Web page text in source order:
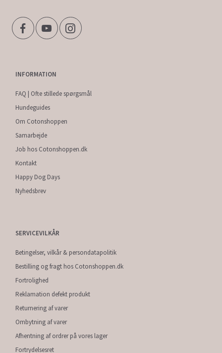
INFORMATION
FAQ | Ofte stillede spørgsmål
Hundeguides
Om Cotonshoppen
Samarbejde
Job hos Cotonshoppen.dk
Kontakt
Happy Dog Days
Nyhedsbrev
SERVICEVILKÅR
Betingelser, vilkår & persondatapolitik
Bestilling og fragt hos Cotonshoppen.dk
Fortrolighed
Reklamation defekt produkt
Returnering af varer
Ombytning af varer
Afhentning af ordrer på vores lager
Fortrydelsesret